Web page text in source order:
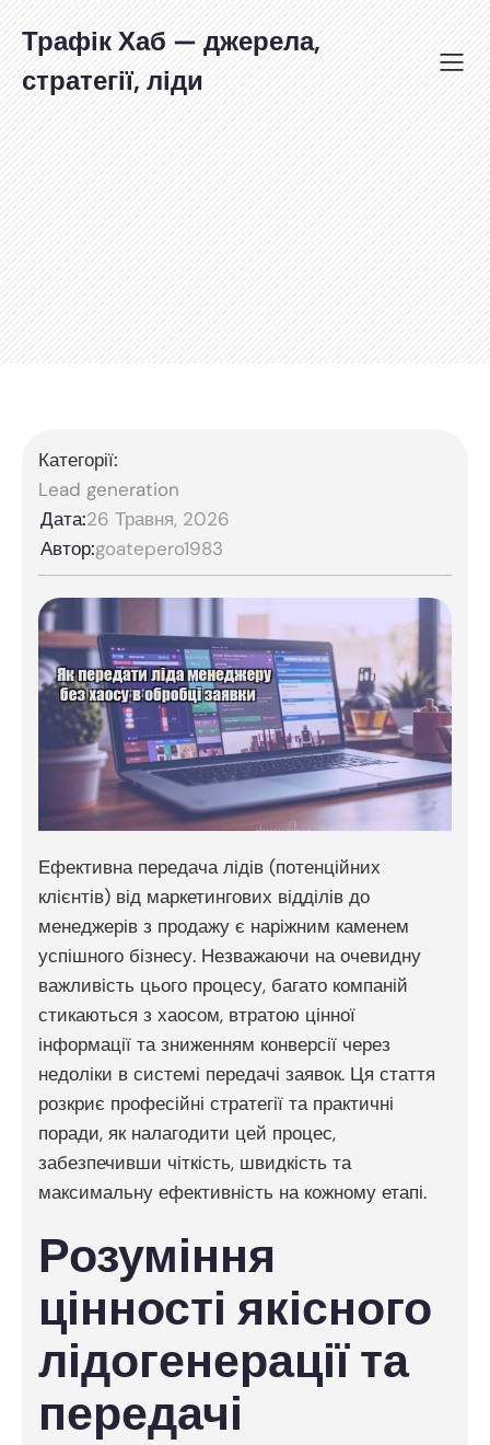
вмісту
Трафік Хаб — джерела,
стратегії, ліди
Категорії:
Lead generation
Дата:26 Травня, 2026
Автор:goatepero1983
Ефективна передача лідів (потенційних
клієнтів) від маркетингових відділів до
менеджерів з продажу є наріжним каменем
успішного бізнесу. Незважаючи на очевидну
важливість цього процесу, багато компаній
стикаються з хаосом, втратою цінної
інформації та зниженням конверсії через
недоліки в системі передачі заявок. Ця стаття
розкриє професійні стратегії та практичні
поради, як налагодити цей процес,
забезпечивши чіткість, швидкість та
максимальну ефективність на кожному етапі.
Розуміння
цінності якісного
лідогенерації та
передачі